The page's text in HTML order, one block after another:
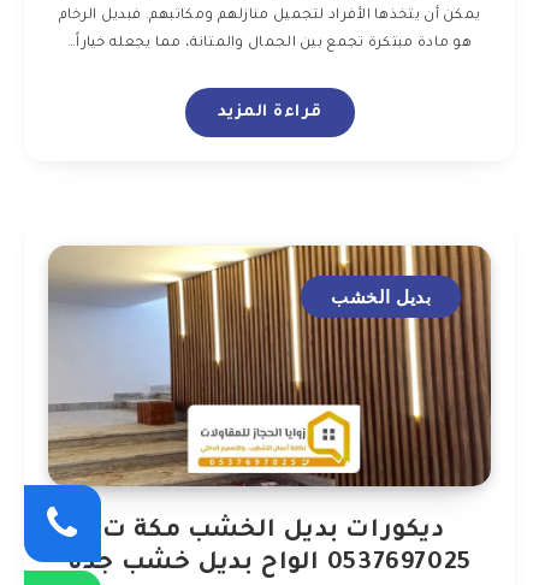
يمكن أن يتخذها الأفراد لتجميل منازلهم ومكاتبهم. فبديل الرخام
هو مادة مبتكرة تجمع بين الجمال والمتانة، مما يجعله خياراً…
قراءة المزيد
بديل الخشب
ديكورات بديل الخشب مكة ت:
0537697025 الواح بديل خشب جدة